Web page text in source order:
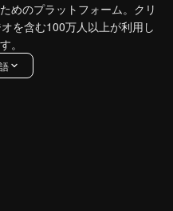
めのプラットフォーム。クリ
を含む100万人以上が利用し
。